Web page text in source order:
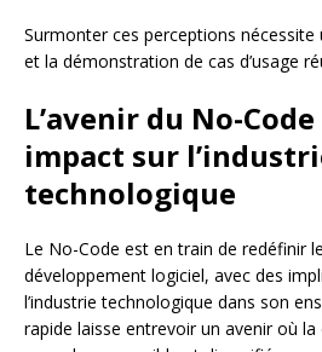
Surmonter ces perceptions
et la démonstration de cas d’usage
L’avenir du No-
impact sur
technologique
Le No-Code est en train de redéfinir
développement logiciel, avec des
l’industrie technologique dans son
rapide laisse entrevoir un avenir où